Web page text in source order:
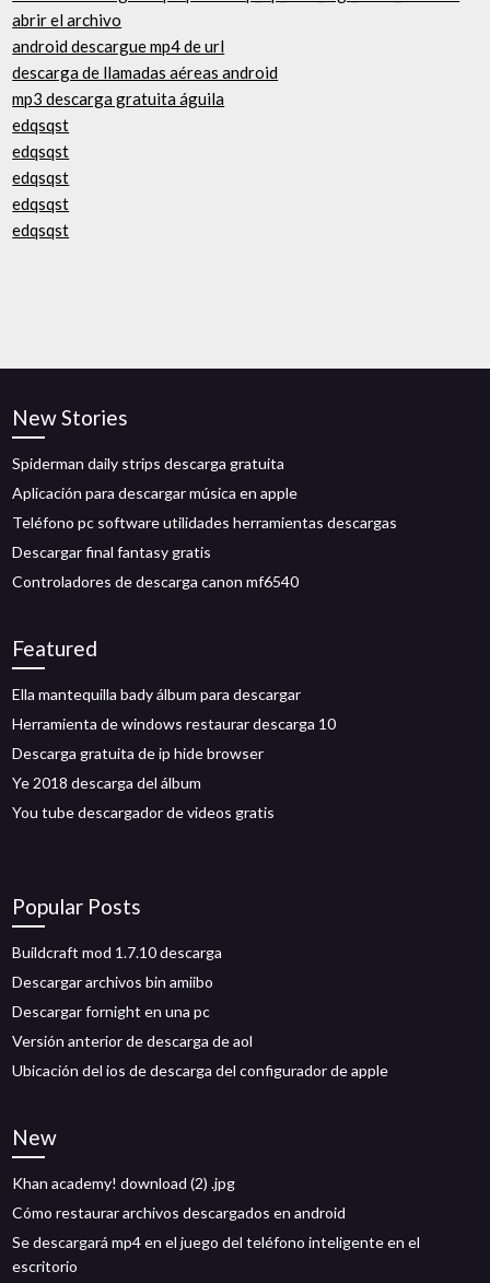
abrir el archivo
android descargue mp4 de url
descarga de llamadas aéreas android
mp3 descarga gratuita águila
edqsqst
edqsqst
edqsqst
edqsqst
edqsqst
New Stories
Spiderman daily strips descarga gratuita
Aplicación para descargar música en apple
Teléfono pc software utilidades herramientas descargas
Descargar final fantasy gratis
Controladores de descarga canon mf6540
Featured
Ella mantequilla bady álbum para descargar
Herramienta de windows restaurar descarga 10
Descarga gratuita de ip hide browser
Ye 2018 descarga del álbum
You tube descargador de videos gratis
Popular Posts
Buildcraft mod 1.7.10 descarga
Descargar archivos bin amiibo
Descargar fornight en una pc
Versión anterior de descarga de aol
Ubicación del ios de descarga del configurador de apple
New
Khan academy! download (2) .jpg
Cómo restaurar archivos descargados en android
Se descargará mp4 en el juego del teléfono inteligente en el
escritorio